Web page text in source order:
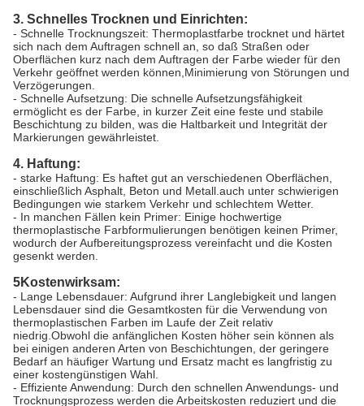
3. Schnelles Trocknen und Einrichten:
- Schnelle Trocknungszeit: Thermoplastfarbe trocknet und härtet
sich nach dem Auftragen schnell an, so daß Straßen oder
Oberflächen kurz nach dem Auftragen der Farbe wieder für den
Verkehr geöffnet werden können,Minimierung von Störungen und
Verzögerungen.
- Schnelle Aufsetzung: Die schnelle Aufsetzungsfähigkeit
ermöglicht es der Farbe, in kurzer Zeit eine feste und stabile
Beschichtung zu bilden, was die Haltbarkeit und Integrität der
Markierungen gewährleistet.
4. Haftung:
- starke Haftung: Es haftet gut an verschiedenen Oberflächen,
einschließlich Asphalt, Beton und Metall.auch unter schwierigen
Bedingungen wie starkem Verkehr und schlechtem Wetter.
- In manchen Fällen kein Primer: Einige hochwertige
thermoplastische Farbformulierungen benötigen keinen Primer,
wodurch der Aufbereitungsprozess vereinfacht und die Kosten
gesenkt werden.
5Kostenwirksam:
- Lange Lebensdauer: Aufgrund ihrer Langlebigkeit und langen
Lebensdauer sind die Gesamtkosten für die Verwendung von
thermoplastischen Farben im Laufe der Zeit relativ
niedrig.Obwohl die anfänglichen Kosten höher sein können als
bei einigen anderen Arten von Beschichtungen, der geringere
Bedarf an häufiger Wartung und Ersatz macht es langfristig zu
einer kostengünstigen Wahl.
- Effiziente Anwendung: Durch den schnellen Anwendungs- und
Trocknungsprozess werden die Arbeitskosten reduziert und die